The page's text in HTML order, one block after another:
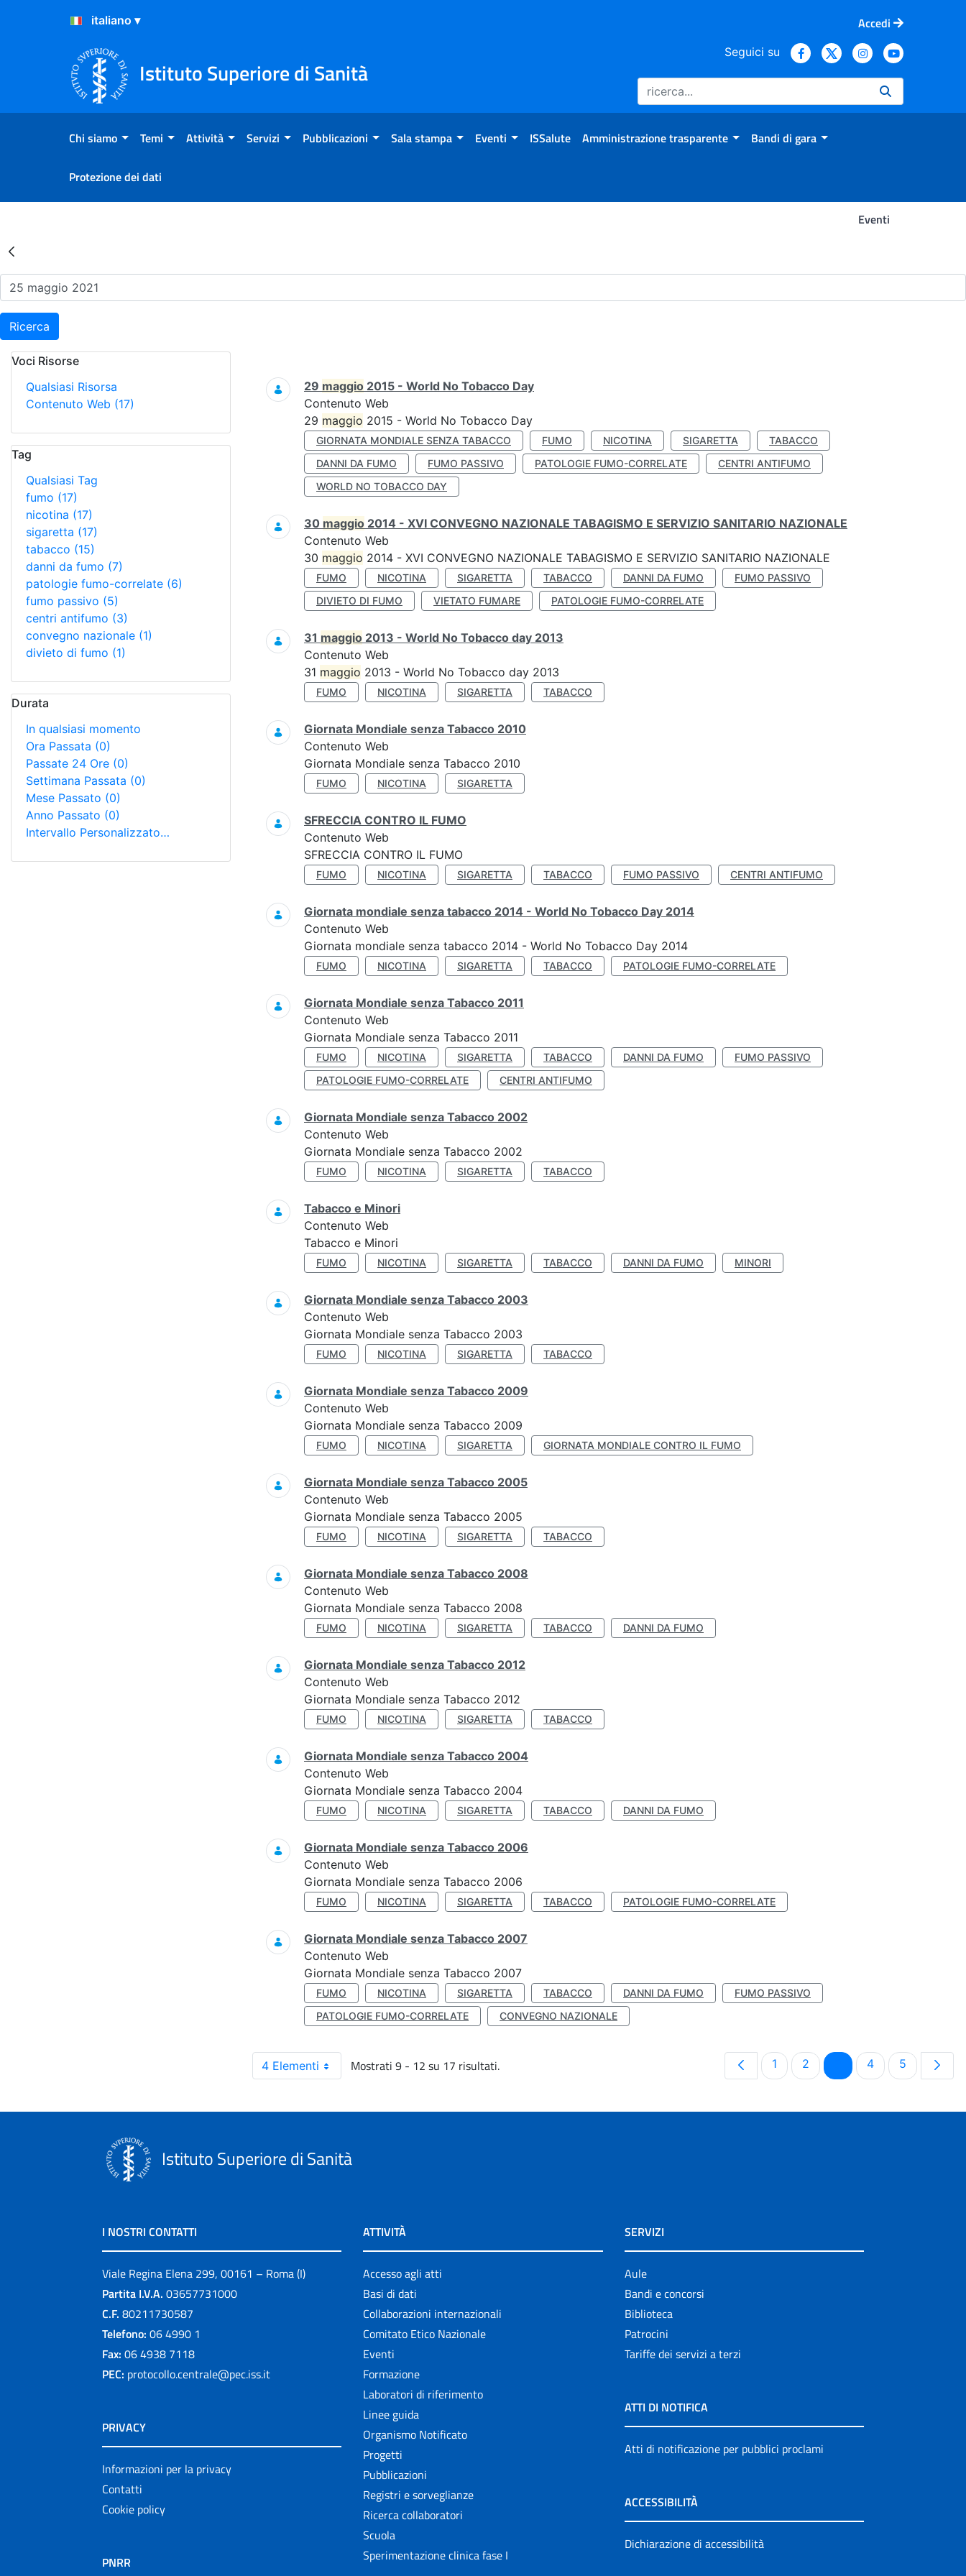
Salta al Contenuto
Salta al Footer
Accedi
Istituto Superiore di Sanità
Seguici su
Chi siamo Temi Attività Servizi Pubblicazioni Sala stampa Eventi ISSalute Amministrazione trasparente Bandi di gara
Protezione dei dati
Eventi
Risultati della Ricerca - Eventi
Ricerca
Voci Risorse
Qualsiasi Risorsa
Contenuto Web (17)
Tag
Qualsiasi Tag
fumo (17)
nicotina (17)
sigaretta (17)
tabacco (15)
danni da fumo (7)
patologie fumo-correlate (6)
fumo passivo (5)
centri antifumo (3)
convegno nazionale (1)
divieto di fumo (1)
Durata
In qualsiasi momento
Ora Passata (0)
Passate 24 Ore (0)
Settimana Passata (0)
Mese Passato (0)
Anno Passato (0)
Intervallo Personalizzato…
Ricerca
29 maggio 2015 - World No Tobacco Day
Contenuto Web
29 maggio 2015 - World No Tobacco Day
GIORNATA MONDIALE SENZA TABACCO FUMO NICOTINA SIGARETTA
TABACCO
DANNI DA FUMO
FUMO PASSIVO PATOLOGIE FUMO-CORRELATE
CENTRI ANTIFUMO
WORLD NO TOBACCO DAY
30 maggio 2014 - XVI CONVEGNO NAZIONALE TABAGISMO E SERVIZIO SANITARIO NAZIONALE
Contenuto Web
30 maggio 2014 - XVI CONVEGNO NAZIONALE TABAGISMO E SERVIZIO SANITARIO NAZIONALE
FUMO NICOTINA SIGARETTA TABACCO DANNI DA FUMO
FUMO PASSIVO
DIVIETO DI FUMO
VIETATO FUMARE PATOLOGIE FUMO-CORRELATE
31 maggio 2013 - World No Tobacco day 2013
Contenuto Web
31 maggio 2013 - World No Tobacco day 2013
FUMO NICOTINA SIGARETTA TABACCO
Giornata Mondiale senza Tabacco 2010
Contenuto Web
Giornata Mondiale senza Tabacco 2010
FUMO NICOTINA SIGARETTA
SFRECCIA CONTRO IL FUMO
Contenuto Web
SFRECCIA CONTRO IL FUMO
FUMO NICOTINA SIGARETTA TABACCO FUMO PASSIVO CENTRI ANTIFUMO
Giornata mondiale senza tabacco 2014 - World No Tobacco Day 2014
Contenuto Web
Giornata mondiale senza tabacco 2014 - World No Tobacco Day 2014
FUMO NICOTINA SIGARETTA TABACCO PATOLOGIE FUMO-CORRELATE
Giornata Mondiale senza Tabacco 2011
Contenuto Web
Giornata Mondiale senza Tabacco 2011
FUMO NICOTINA SIGARETTA TABACCO DANNI DA FUMO
FUMO PASSIVO
PATOLOGIE FUMO-CORRELATE
CENTRI ANTIFUMO
Giornata Mondiale senza Tabacco 2002
Contenuto Web
Giornata Mondiale senza Tabacco 2002
FUMO NICOTINA SIGARETTA TABACCO
Tabacco e Minori
Contenuto Web
Tabacco e Minori
FUMO NICOTINA SIGARETTA TABACCO DANNI DA FUMO MINORI
Giornata Mondiale senza Tabacco 2003
Contenuto Web
Giornata Mondiale senza Tabacco 2003
FUMO NICOTINA SIGARETTA TABACCO
Giornata Mondiale senza Tabacco 2009
Contenuto Web
Giornata Mondiale senza Tabacco 2009
FUMO NICOTINA SIGARETTA GIORNATA MONDIALE CONTRO IL FUMO
Giornata Mondiale senza Tabacco 2005
Contenuto Web
Giornata Mondiale senza Tabacco 2005
FUMO NICOTINA SIGARETTA TABACCO
Giornata Mondiale senza Tabacco 2008
Contenuto Web
Giornata Mondiale senza Tabacco 2008
FUMO NICOTINA SIGARETTA TABACCO DANNI DA FUMO
Giornata Mondiale senza Tabacco 2012
Contenuto Web
Giornata Mondiale senza Tabacco 2012
FUMO NICOTINA SIGARETTA TABACCO
Giornata Mondiale senza Tabacco 2004
Contenuto Web
Giornata Mondiale senza Tabacco 2004
FUMO NICOTINA SIGARETTA TABACCO DANNI DA FUMO
Giornata Mondiale senza Tabacco 2006
Contenuto Web
Giornata Mondiale senza Tabacco 2006
FUMO NICOTINA SIGARETTA TABACCO PATOLOGIE FUMO-CORRELATE
Giornata Mondiale senza Tabacco 2007
Contenuto Web
Giornata Mondiale senza Tabacco 2007
FUMO NICOTINA SIGARETTA TABACCO DANNI DA FUMO
FUMO PASSIVO
PATOLOGIE FUMO-CORRELATE
CONVEGNO NAZIONALE
4 Elementi Mostrati 9 - 12 su 17 risultati. Pagina
1 Pagina
2 PaginaPagina
4 Pagina
5
Istituto Superiore di Sanità
I NOSTRI CONTATTI
Viale Regina Elena 299, 00161 – Roma (I)
Partita I.V.A. 03657731000
C.F. 80211730587
Telefono: 06 4990 1
Fax: 06 4938 7118
PEC: protocollo.centrale@pec.iss.it
PRIVACY
Informazioni per la privacy
Contatti
Cookie policy
PNRR
ATTIVITÀ
Accesso agli atti
Basi di dati
Collaborazioni internazionali
Comitato Etico Nazionale
Eventi
Formazione
Laboratori di riferimento
Linee guida
Organismo Notificato
Progetti
Pubblicazioni
Registri e sorveglianze
Ricerca collaboratori
Scuola
Sperimentazione clinica fase I
SERVIZI
Aule
Bandi e concorsi
Biblioteca
Patrocini
Tariffe dei servizi a terzi
ATTI DI NOTIFICA
Atti di notificazione per pubblici proclami
ACCESSIBILITÀ
Dichiarazione di accessibilità